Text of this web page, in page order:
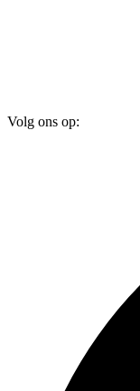
Volg ons op: